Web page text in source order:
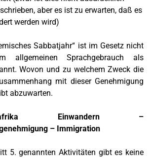
aber es ist zu erwarten, daß es
werden wird)
Sabbatjahr“ ist im Gesetz nicht
allgemeinen Sprachgebrauch als
Wovon und zu welchem Zweck die
mit dieser Genehmigung
abzuwarten.
Einwandern –
– Immigration
5. genannten Aktivitäten gibt es keine